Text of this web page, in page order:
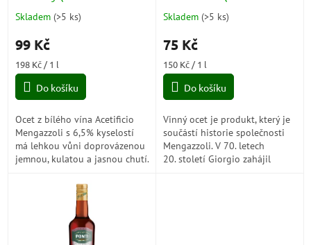
Bianco) 500 ml
Průměrné
produktu
5,0
5
Skladem (>5 ks)
99 Kč
Měrná
cena:
198 Kč / 1 l
Do košíku
Ocet z bílého vína Acetificio
Mengazzoli s 6,5% kyselostí
má lehkou vůni doprovázenou
jemnou, kulatou a jasnou chutí.
tradice Acetificio Mengazzoli
bianco) 500ml
Průměrné
produktu
5,0
5
Skladem (>5 ks)
75 Kč
Měrná
cena:
150 Kč / 1 l
Do košíku
Vinný ocet je produkt, který je
součástí historie společnosti
Mengazzoli. V 70. letech
20. století Giorgio zahájil